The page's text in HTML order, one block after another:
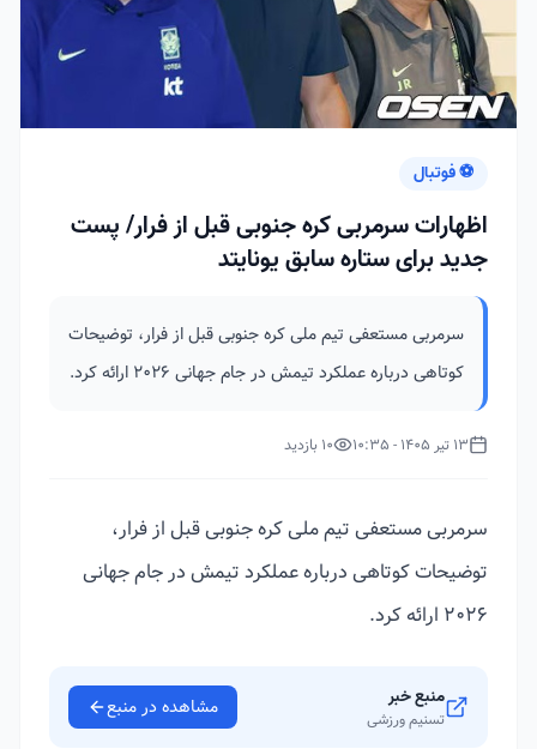
⚽ فوتبال
اظهارات سرمربی کره جنوبی قبل از فرار/ پست
جدید برای ستاره سابق یونایتد
سرمربی مستعفی تیم ملی کره جنوبی قبل از فرار، توضیحات
کوتاهی درباره عملکرد تیمش در جام جهانی 2026 ارائه کرد.
13 تیر 1405 - 10:35 10 بازدید
سرمربی مستعفی تیم ملی کره جنوبی قبل از فرار،
توضیحات کوتاهی درباره عملکرد تیمش در جام جهانی
2026 ارائه کرد.
منبع خبر
تسنیم ورزشی مشاهده در منبع